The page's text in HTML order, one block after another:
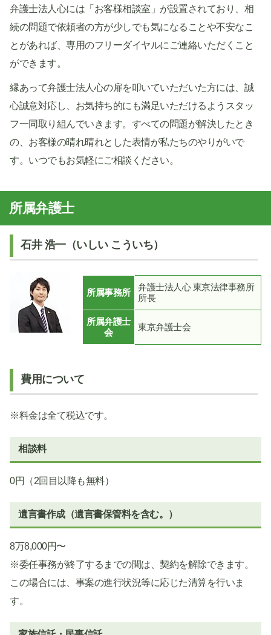
弁護士法人心には「お客様相談室」が設置されており、相
続の問題で依頼者の方が少しでも気になることや不安なこ
とがあれば、専用のフリーダイヤルにご連絡いただくこと
ができます。
縁あって弁護士法人心の扉を叩いていただいた方には、誠
心誠意対応し、お気持ち的にも満足いただけるようスタッ
フ一同取り組んでいきます。すべての問題が解決したとき
の、お客様の晴れ晴れとした表情が私たちのやりがいで
す。いつでもお気軽にご相談ください。
所属弁護士
石井 浩一（いしい こういち）
所属事務所
弁護士法人心 東京法律事務所
所長
所属弁護士
会
東京弁護士会
費用について
※料金は全て税込です。
相談料
0円（2回目以降も無料）
遺言書作成（遺言書保管料を含む。）
8万8,000円〜
※委任事務が終了するまでの間は、契約を解除できます。
この場合には、事案の進行状況等に応じた清算を行いま
す。